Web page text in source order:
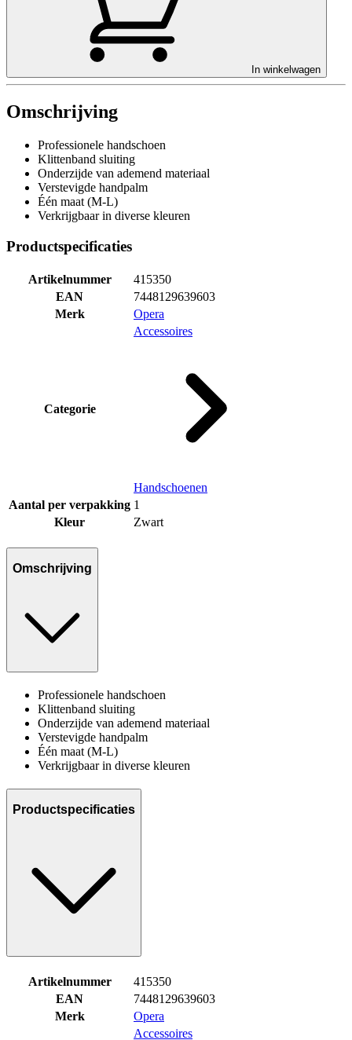
In winkelwagen
Omschrijving
Professionele handschoen
Klittenband sluiting
Onderzijde van ademend materiaal
Verstevigde handpalm
Één maat (M-L)
Verkrijgbaar in diverse kleuren
Productspecificaties
Artikelnummer
415350
EAN
7448129639603
Merk
Opera
Categorie
Accessoires
Handschoenen
Aantal per verpakking 1
Kleur
Zwart
Omschrijving
Professionele handschoen
Klittenband sluiting
Onderzijde van ademend materiaal
Verstevigde handpalm
Één maat (M-L)
Verkrijgbaar in diverse kleuren
Productspecificaties
Artikelnummer
415350
EAN
7448129639603
Merk
Opera
Accessoires